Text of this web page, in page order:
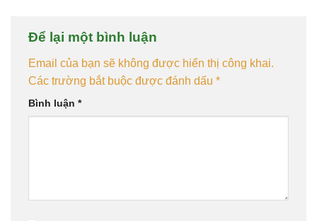
Để lại một bình luận
Email của bạn sẽ không được hiển thị công khai.
Các trường bắt buộc được đánh dấu *
Bình luận *